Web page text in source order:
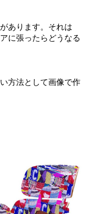
あります。それは
に張ったらどうなる
方法として画像で作